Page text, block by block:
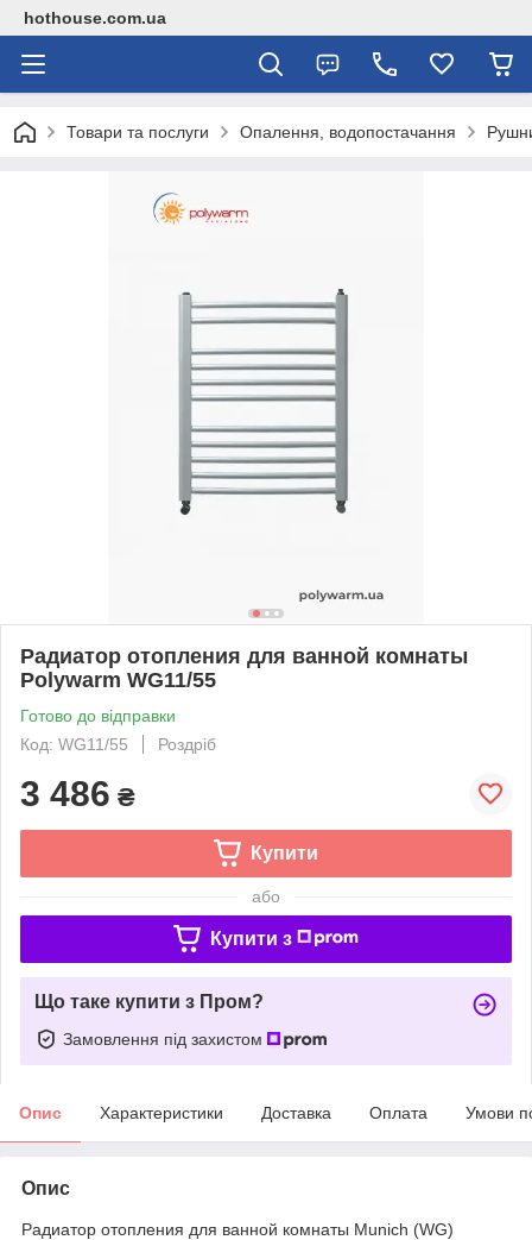
hothouse.com.ua
Товари та послуги Опалення, водопостачання
Радиатор отопления для ванной комнаты
Polywarm WG11/55
Готово до відправки
Код: WG11/55
Роздріб
3 486 ₴
Купити
або
Купити з
Що таке купити з Пром?
Замовлення під захистом
Опис Характеристики Доставка Оплата Умови
Опис
Радиатор отопления для ванной комнаты Munich (WG)